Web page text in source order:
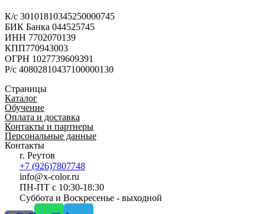
К/с 30101810345250000745
БИК Банка 044525745
ИНН 7702070139
КПП770943003
ОГРН 1027739609391
Р/с 40802810437100000130
Страницы
Каталог
Обучение
Оплата и доставка
Контакты и партнеры
Персональные данные
Контакты
г. Реутов
+7 (926)7807748
info@x-color.ru
ПН-ПТ с 10:30-18:30
Суббота и Воскресенье - выходной